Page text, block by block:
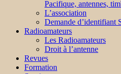
Pacifique, antennes,
L’association
Demande d’identifiant
Radioamateurs
Les Radioamateurs
Droit à l’antenne
Revues
Formation